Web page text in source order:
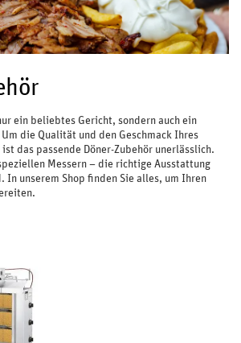
ein beliebtes Gericht, sondern auch ein
die Qualität und den Geschmack Ihres
das passende Döner-Zubehör unerlässlich.
Messern – die richtige Ausstattung
In unserem Shop finden Sie alles, um Ihren